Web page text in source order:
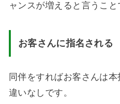
ャンスが増えると言うこと
お客さんに指名される
同伴をすればお客さんは
違いなしです。